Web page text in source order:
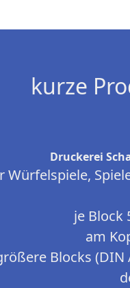
kurze
Druckerei
Würfelspiele,
je Block
am
Blocks